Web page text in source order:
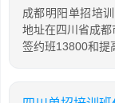
成都明阳单招培
地址在四川省成
签约班13800和提